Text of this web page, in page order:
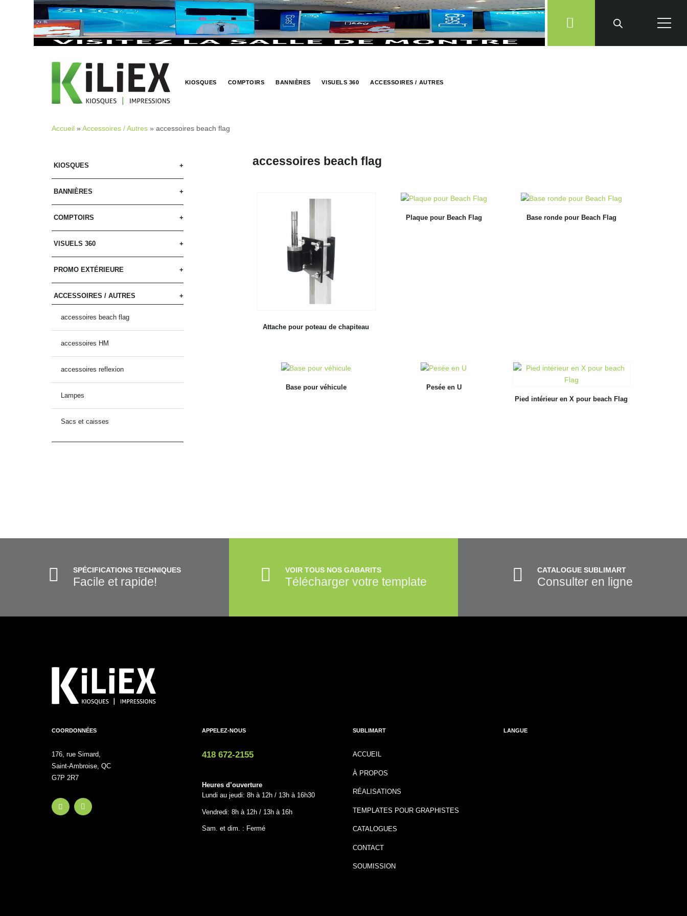
KIOSQUES COMPTOIRS BANNIÈRES VISUELS 360 ACCESSOIRES / AUTRES
Accueil» Accessoires / Autres» accessoires beach flag
KIOSQUES
BANNIÈRES
COMPTOIRS
VISUELS 360
PROMO EXTÉRIEURE
ACCESSOIRES / AUTRES
accessoires beach flag
accessoires HM
accessoires reflexion
Lampes
Sacs et caisses
accessoires beach flag
Attache pour poteau de chapiteau
Plaque pour Beach Flag Base ronde pour Beach Flag
Base pour véhicule
Pesée en U
Pied intérieur en X pour beach Flag
SPÉCIFICATIONS TECHNIQUES
Facile et rapide!
VOIR TOUS NOS GABARITS
Télécharger votre template
CATALOGUE SUBLIMART
Consulter en ligne
COORDONNÉES
176, rue Simard,
Saint-Ambroise, QC
G7P 2R7
APPELEZ-NOUS
418 672-2155
Heures d’ouverture
Lundi au jeudi: 8h à 12h / 13h à 16h30
Vendredi: 8h à 12h / 13h à 16h
Sam. et dim. : Fermé
SUBLIMART
ACCUEIL
À PROPOS
RÉALISATIONS
TEMPLATES POUR GRAPHISTES
CATALOGUES
CONTACT
SOUMISSION
LANGUE